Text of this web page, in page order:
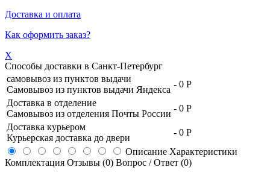
Доставка и оплата
Как оформить заказ?
X
Способы доставки в Санкт-Петербург
самовывоз из пунктов выдачи
Самовывоз из пунктов выдачи Яндекса
- 0 Р
Доставка в отделение
Самовывоз из отделения Почты России
- 0 Р
Доставка курьером
Курьерская доставка до двери
- 0 Р
Описание Характеристики
Комплектация Отзывы (0) Вопрос / Ответ (0)